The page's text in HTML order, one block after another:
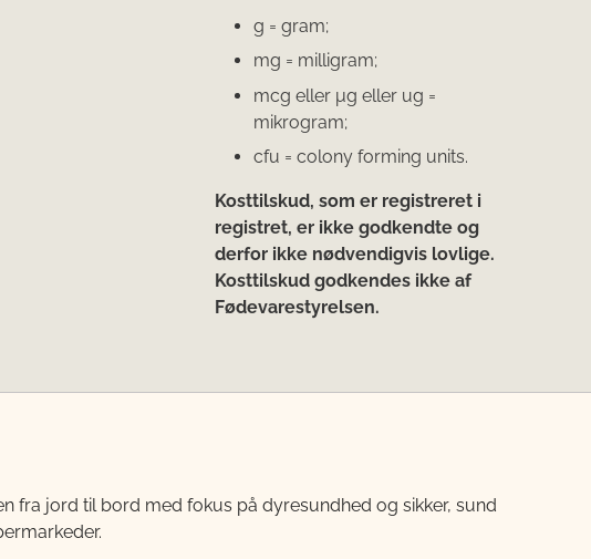
g = gram;
mg = milligram;
mcg eller μg eller ug =
mikrogram;
cfu = colony forming units.
Kosttilskud, som er registreret i
registret, er ikke godkendte og
derfor ikke nødvendigvis lovlige.
Kosttilskud godkendes ikke af
Fødevarestyrelsen.
fra jord til bord med fokus på dyresundhed og sikker, sund